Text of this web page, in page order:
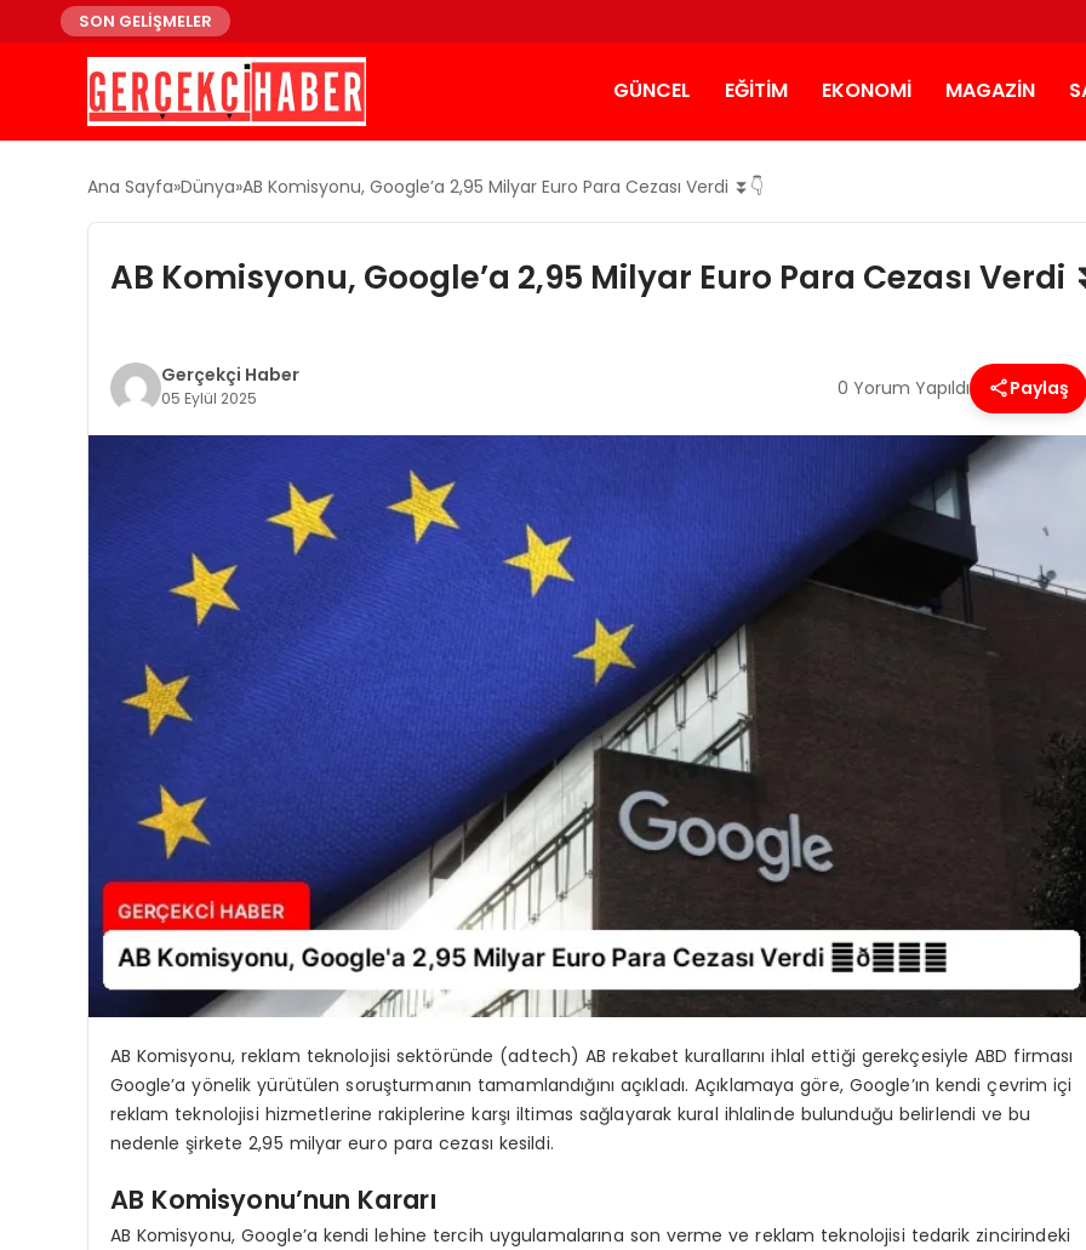
SON GELİŞMELER
GÜNCEL EĞITIM EKONOMI MAGAZIN
Ana Sayfa Dünya AB Komisyonu, Google’a 2,95 Milyar Euro Para Cezası Verdi ⏬👇
AB Komisyonu, Google’a 2,95 Milyar Euro Para Cezası Verdi
Gerçekçi Haber
05 Eylül 2025 0 Yorum Yapıldı Paylaş
AB Komisyonu, reklam teknolojisi sektöründe (adtech) AB rekabet kurallarını ihlal ettiği gerekçesiyle ABD firması
Google’a yönelik yürütülen soruşturmanın tamamlandığını açıkladı. Açıklamaya göre, Google’ın kendi çevrim içi
reklam teknolojisi hizmetlerine rakiplerine karşı iltimas sağlayarak kural ihlalinde bulunduğu belirlendi ve bu
nedenle şirkete 2,95 milyar euro para cezası kesildi.
AB Komisyonu’nun Kararı
AB Komisyonu, Google’a kendi lehine tercih uygulamalarına son verme ve reklam teknolojisi tedarik zincirindeki